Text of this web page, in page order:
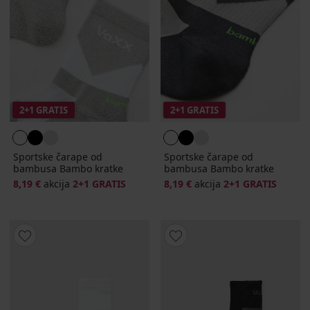
2+1 GRATIS
Sportske čarape od
bambusa Bambo kratke
8,19 € akcija 2+1 GRATIS
2+1 GRATIS
Sportske čarape od
bambusa Bambo kratke
8,19 € akcija 2+1 GRATIS